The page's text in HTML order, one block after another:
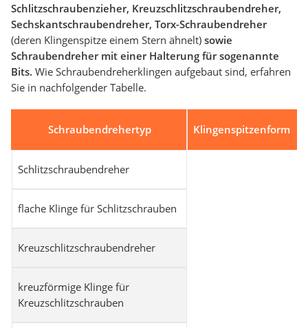
Schlitzschraubenzieher, Kreuzschlitzschraubendreher,
Sechskantschraubendreher, Torx-Schraubendreher
(deren Klingenspitze einem Stern ähnelt) sowie
Schraubendreher mit einer Halterung für sogenannte
Bits. Wie Schraubendreherklingen aufgebaut sind, erfahren
Sie in nachfolgender Tabelle.
Schraubendrehertyp Klingenspitzenform
Schlitzschraubendreher
flache Klinge für Schlitzschrauben
Kreuzschlitzschraubendreher
kreuzförmige Klinge für
Kreuzschlitzschrauben